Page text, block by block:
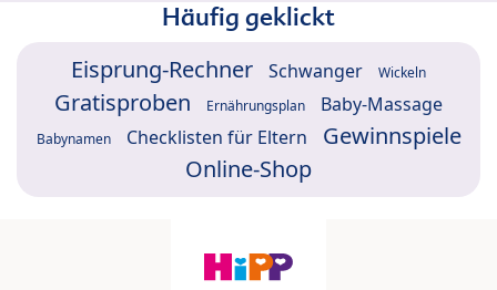
Häufig geklickt
Eisprung-Rechner Schwanger Wickeln
Gratisproben Ernährungsplan Baby-Massage
Babynamen Checklisten für Eltern
Gewinnspiele
Online-Shop